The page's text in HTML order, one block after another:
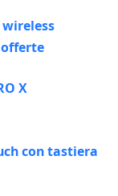
X
con tastiera